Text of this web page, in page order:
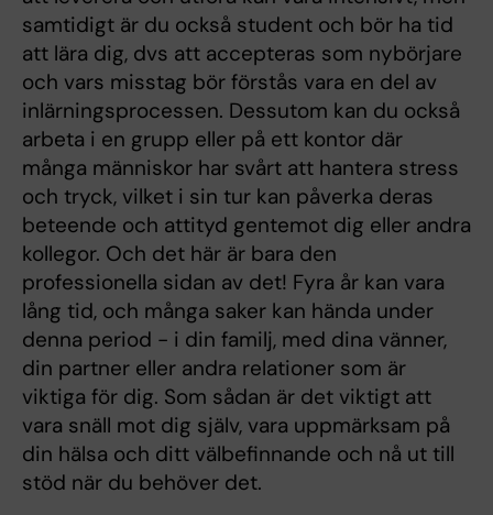
samtidigt är du också student och bör ha tid
att lära dig, dvs att accepteras som nybörjare
och vars misstag bör förstås vara en del av
inlärningsprocessen. Dessutom kan du också
arbeta i en grupp eller på ett kontor där
många människor har svårt att hantera stress
och tryck, vilket i sin tur kan påverka deras
beteende och attityd gentemot dig eller andra
kollegor. Och det här är bara den
professionella sidan av det! Fyra år kan vara
lång tid, och många saker kan hända under
denna period - i din familj, med dina vänner,
din partner eller andra relationer som är
viktiga för dig. Som sådan är det viktigt att
vara snäll mot dig själv, vara uppmärksam på
din hälsa och ditt välbefinnande och nå ut till
stöd när du behöver det.